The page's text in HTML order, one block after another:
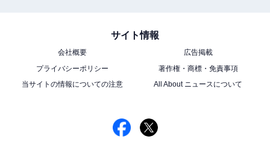
サイト情報
会社概要
広告掲載
プライバシーポリシー
著作権・商標・免責事項
当サイトの情報についての注意
All About ニュースについて